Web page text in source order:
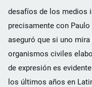
desafíos de los medios
precisamente con
aseguró que si uno
organismos civiles
de expresión es
los últimos años en